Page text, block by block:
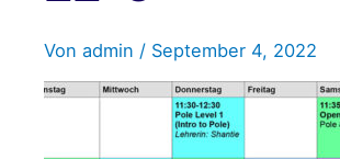
Vonadmin / September 4, 2022